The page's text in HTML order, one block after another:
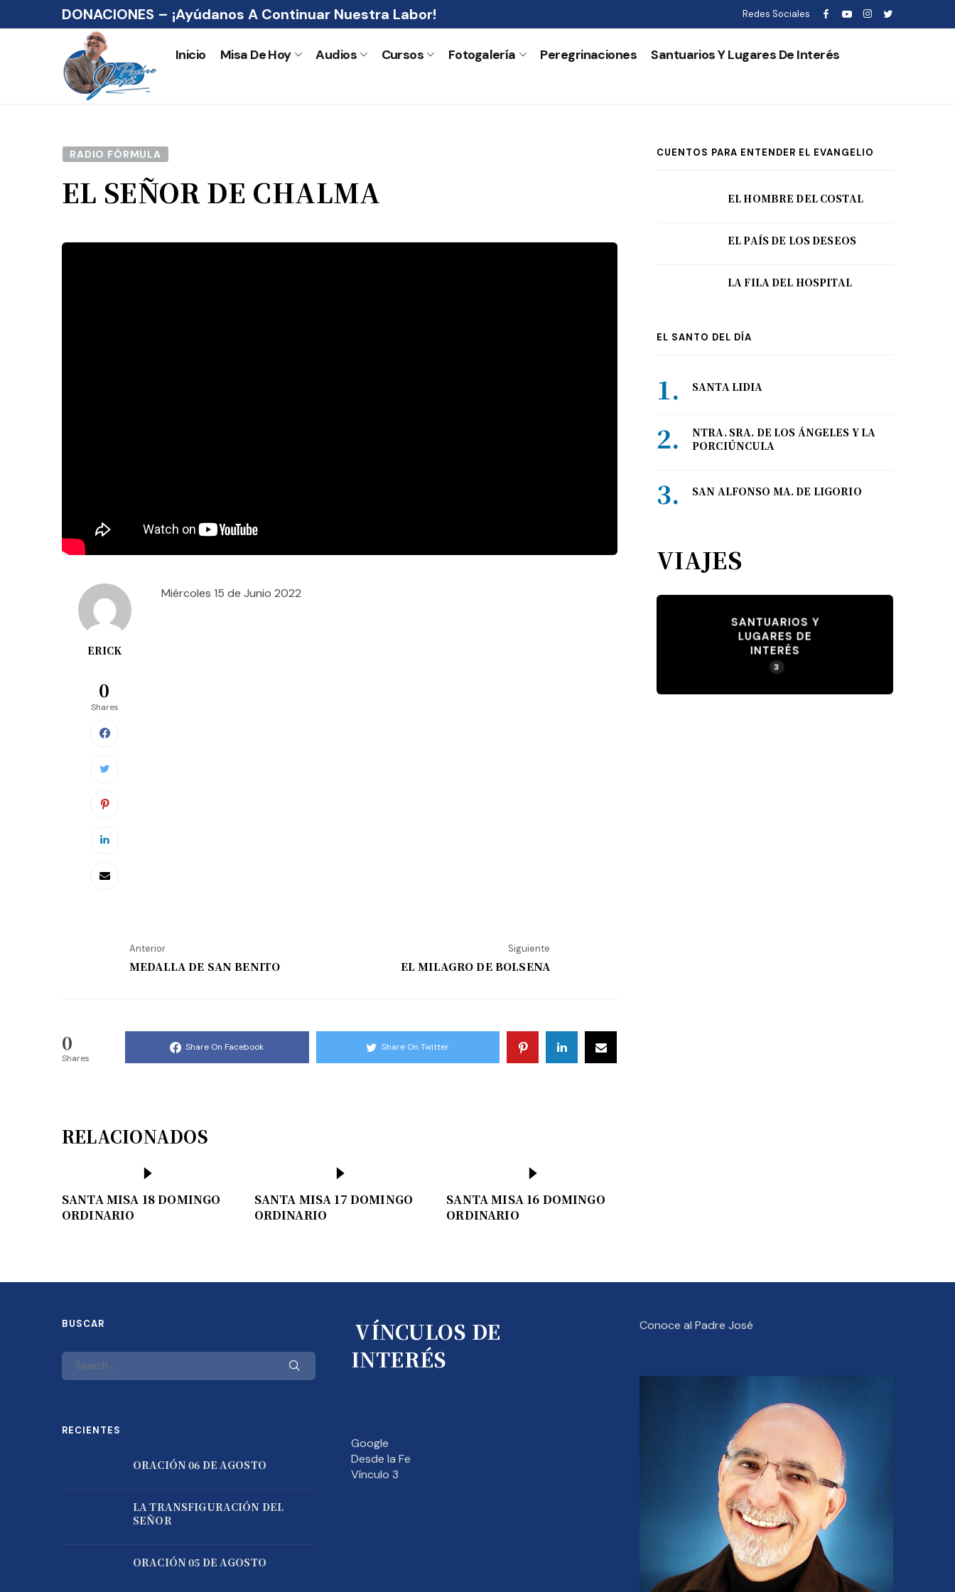
DONACIONES – ¡Ayúdanos A Continuar Nuestra Labor! Redes Sociales
Inicio Misa De Hoy Audios Cursos Fotogalería Peregrinaciones Santuarios Y Lugares De Interés
RADIO FÓRMULA
EL SEÑOR DE CHALMA
ERICK
0
Shares
Miércoles 15 de Junio 2022
Anterior
MEDALLA DE SAN BENITO
Siguiente
EL MILAGRO DE BOLSENA
0
Shares
Share On Facebook Share On Twitter
RELACIONADOS
SANTA MISA 18 DOMINGO
ORDINARIO
SANTA MISA 17 DOMINGO
ORDINARIO
SANTA MISA 16 DOMINGO
ORDINARIO
CUENTOS PARA ENTENDER EL EVANGELIO
EL HOMBRE DEL COSTAL
EL PAÍS DE LOS DESEOS
LA FILA DEL HOSPITAL
EL SANTO DEL DÍA
SANTA LIDIA
NTRA. SRA. DE LOS ÁNGELES Y LA
PORCIÚNCULA
SAN ALFONSO MA. DE LIGORIO
VIAJES
SANTUARIOS Y
LUGARES DE
INTERÉS
3
BUSCAR
RECIENTES
ORACIÓN 06 DE AGOSTO
LA TRANSFIGURACIÓN DEL
SEÑOR
ORACIÓN 05 DE AGOSTO
VÍNCULOS DE
INTERÉS
Google
Desde la Fe
Vínculo 3
Conoce al Padre José